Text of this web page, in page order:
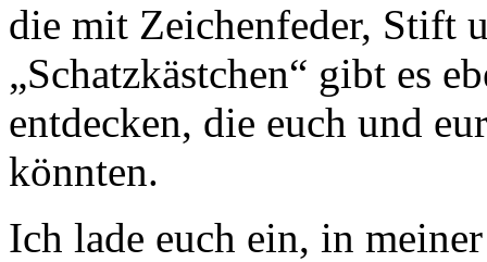
die mit Zeichenfeder, Stift
„Schatzkästchen“ gibt es
entdecken, die euch und
könnten.
Ich lade euch ein, in